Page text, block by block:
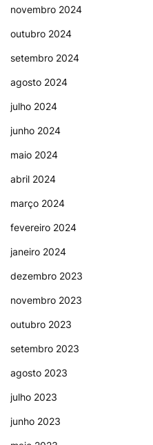
novembro 2024
outubro 2024
setembro 2024
agosto 2024
julho 2024
junho 2024
maio 2024
abril 2024
março 2024
fevereiro 2024
janeiro 2024
dezembro 2023
novembro 2023
outubro 2023
setembro 2023
agosto 2023
julho 2023
junho 2023